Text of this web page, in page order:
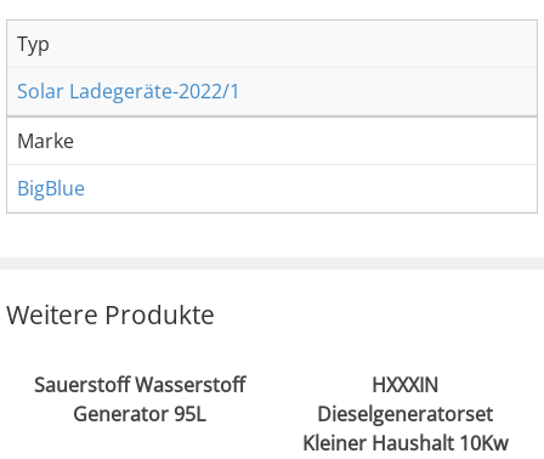
Typ
Solar Ladegeräte-2022/1
Marke
BigBlue
Weitere Produkte
Sauerstoff Wasserstoff
Generator 95L
HXXXIN
Dieselgeneratorset
Kleiner Haushalt 10Kw